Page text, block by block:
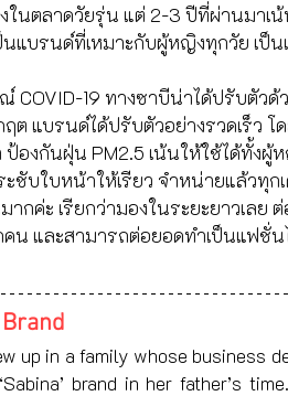
งในตลาดวัยรุ่น แต่ 2-3 ปีที่ผ่านมา
บรนด์ที่เหมาะกับผู้หญิงทุกวัย เป็น
COVID-19 ทางซาบีน่าได้ปรับตัว
ต แบรนด์ได้ปรับตัวอย่างรวดเร็ว
องกันฝุ่น PM2.5 เน้นให้ใช้ได้ทั้ง
ชับใบหน้าให้เรียว จำหน่ายแล้วทุก
ากค่ะ เรียกว่ามองในระยะยาวเลย
น และสามารถต่อยอดทำเป็นแฟชั่น
up in a family whose business
brand in her father’s